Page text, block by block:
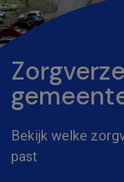
Bekijk welke
past